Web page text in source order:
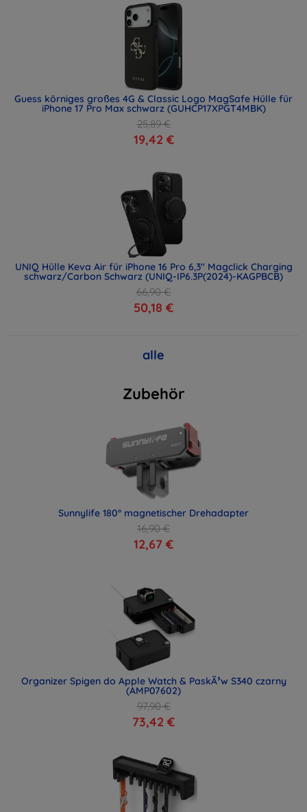
Guess körniges großes 4G & Classic Logo MagSafe Hülle für
iPhone 17 Pro Max schwarz (GUHCP17XPGT4MBK)
25,89 €
19,42 €
UNIQ Hülle Keva Air für iPhone 16 Pro 6,3" Magclick Charging
schwarz/Carbon Schwarz (UNIQ-IP6.3P(2024)-KAGPBCB)
66,90 €
50,18 €
alle
Zubehör
Sunnylife 180° magnetischer Drehadapter
16,90 €
12,67 €
Organizer Spigen do Apple Watch & PaskÃ³w S340 czarny
(AMP07602)
97,90 €
73,42 €